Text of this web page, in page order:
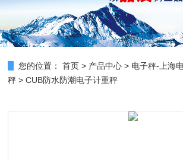
您的位置： 首页 > 产品中心 > 电子秤-上海
秤 > CUB防水防潮电子计重秤